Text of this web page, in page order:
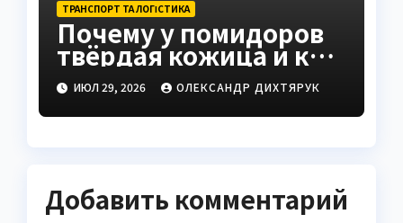
ТРАНСПОРТ ТА ЛОГІСТИКА
Почему у помидоров
твёрдая кожица и как
это исправить
ИЮЛ 29, 2026 ОЛЕКСАНДР ДИХТЯРУК
Добавить комментарий